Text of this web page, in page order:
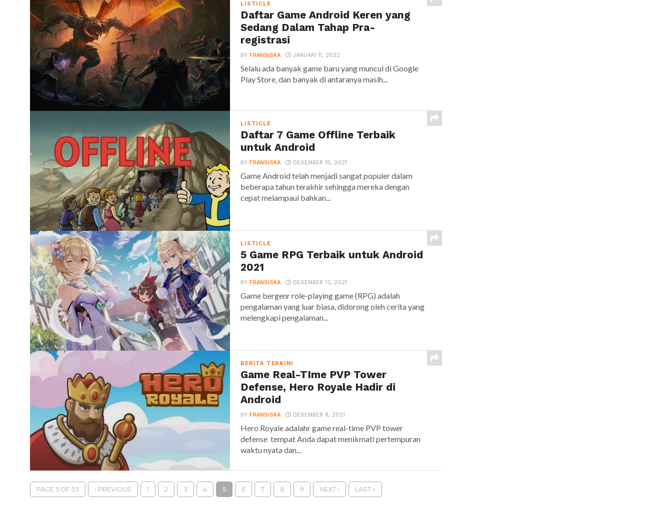
LISTICLE
Daftar Game Android Keren yang
Sedang Dalam Tahap Pra-
registrasi
BYFRANSISKA JANUARI 11, 2022
Selalu ada banyak game baru yang muncul di Google
Play Store, dan banyak di antaranya masih...
LISTICLE
Daftar 7 Game Offline Terbaik
untuk Android
BYFRANSISKA DESEMBER 15, 2021
Game Android telah menjadi sangat populer dalam
beberapa tahun terakhir sehingga mereka dengan
cepat melampaui bahkan...
LISTICLE
5 Game RPG Terbaik untuk Android
2021
BYFRANSISKA DESEMBER 13, 2021
Game bergenr role-playing game (RPG) adalah
pengalaman yang luar biasa, didorong oleh cerita yang
melengkapi pengalaman...
BERITA TERKINI
Game Real-TIme PVP Tower
Defense, Hero Royale Hadir di
Android
BYFRANSISKA DESEMBER 8, 2021
Hero Royale adalahr game real-time PVP tower
defense tempat Anda dapat menikmati pertempuran
waktu nyata dan...
PAGE 5 OF 53 ‹ PREVIOUS 1 2 3 4 5 6 7 8 9 NEXT › LAST »